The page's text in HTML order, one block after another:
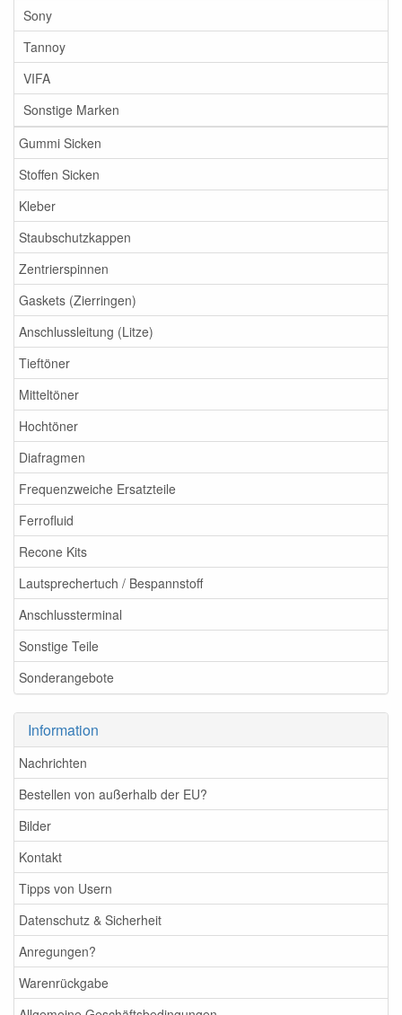
Sony
Tannoy
VIFA
Sonstige Marken
Gummi Sicken
Stoffen Sicken
Kleber
Staubschutzkappen
Zentrierspinnen
Gaskets (Zierringen)
Anschlussleitung (Litze)
Tieftöner
Mitteltöner
Hochtöner
Diafragmen
Frequenzweiche Ersatzteile
Ferrofluid
Recone Kits
Lautsprechertuch / Bespannstoff
Anschlussterminal
Sonstige Teile
Sonderangebote
Information
Nachrichten
Bestellen von außerhalb der EU?
Bilder
Kontakt
Tipps von Usern
Datenschutz & Sicherheit
Anregungen?
Warenrückgabe